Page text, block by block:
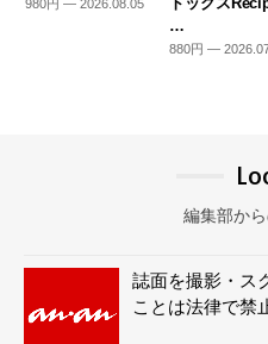
980円 — 2026.08.05
…
880円 —
編集部か
誌面を撮影・ス
ことは法律で禁